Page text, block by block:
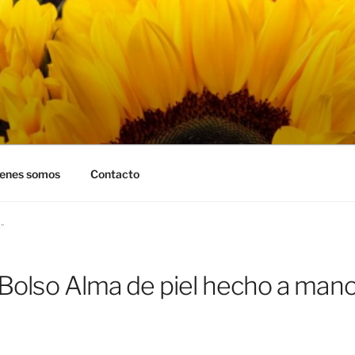
somos Contacto
Bolso Alma de piel hecho a